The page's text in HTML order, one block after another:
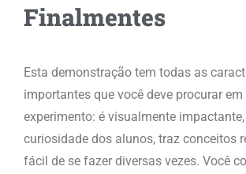
Finalmentes
Esta demonstração tem todas as
importantes que você deve procurar em
experimento: é visualmente
curiosidade dos alunos, traz conceitos
fácil de se fazer diversas vezes. Você